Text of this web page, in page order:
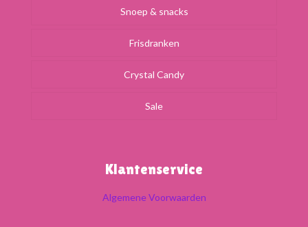
Snoep & snacks
Frisdranken
Crystal Candy
Sale
Klantenservice
Algemene Voorwaarden